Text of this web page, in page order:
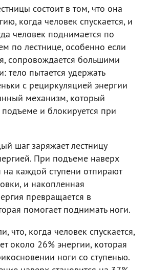
состоит в том, что она
когда человек спускается, и
человек поднимается по
по лестнице, особенно если
сопровождается большими
тело пытается удержать
с рециркуляцией энергии
механизм, который
и блокируется при
шаг заряжает лестницу
При подъеме наверх
на каждой ступени отпирают
и накопленная
превращается в
помогает поднимать ноги.
что, когда человек спускается,
около 26% энергии, которая
ноги со ступенью.